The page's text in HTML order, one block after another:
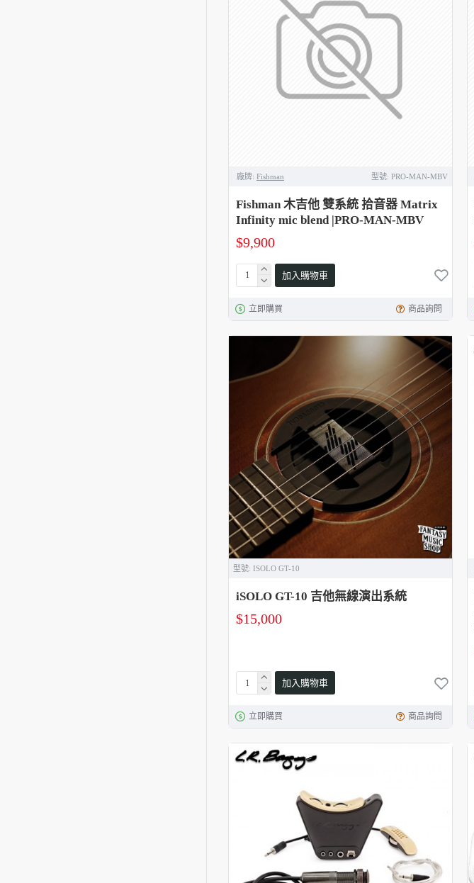
廠牌: Fishman 型號: PRO-MAN-MBV
Fishman 木吉他 雙系統 拾音器 Matrix
Infinity mic blend |PRO-MAN-MBV
$9,900
加入購物車
立即購買 商品詢問
型號: ISOLO GT-10
iSOLO GT-10 吉他無線演出系統
$15,000
加入購物車
立即購買 商品詢問